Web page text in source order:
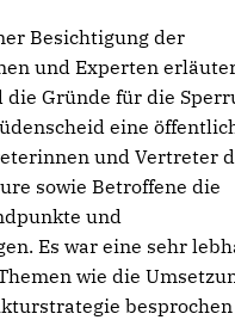
Besichtigung der
und Experten
Gründe für die
eine
und Vertreter
sowie Betroffene die
und
Es war eine sehr
wie die
besprochen